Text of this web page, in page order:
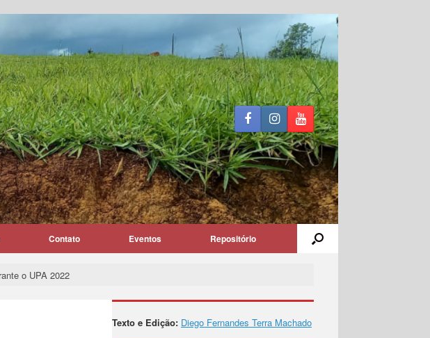
Contato Eventos Repositório
o UPA 2022
Texto e Edição: Diego Fernandes Terra Machado